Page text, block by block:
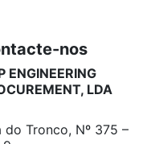
nos
ENGINEERING
LDA
do Tronco, Nº 375 –